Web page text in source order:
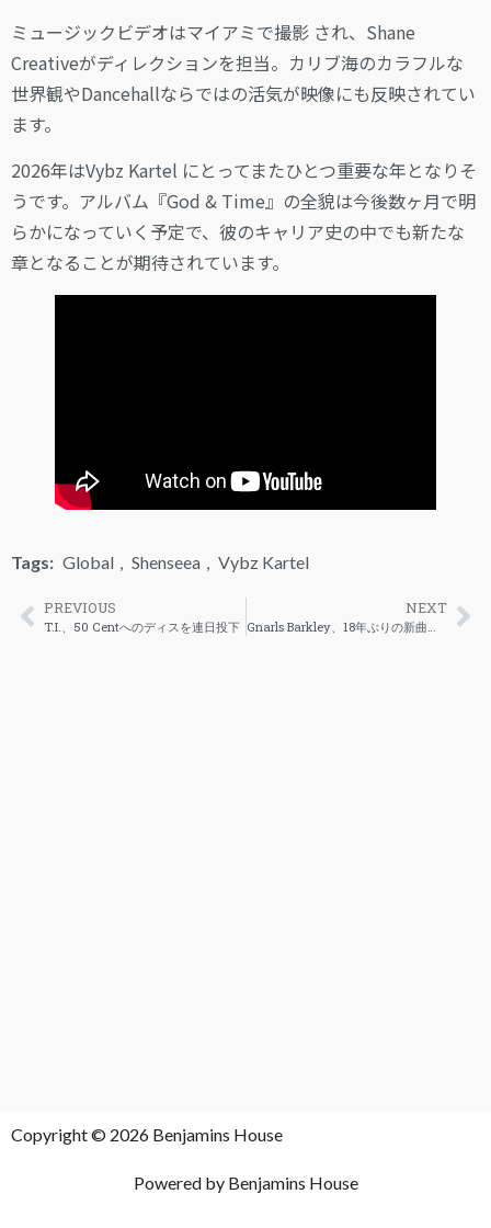
ミュージックビデオはマイアミで撮影 され、Shane
Creativeがディレクションを担当。カリブ海のカラフルな
世界観やDancehallならではの活気が映像にも反映されてい
ます。
2026年はVybz Kartel にとってまたひとつ重要な年となりそ
うです。アルバム『God & Time』の全貌は今後数ヶ月で明
らかになっていく予定で、彼のキャリア史の中でも新たな
章となることが期待されています。
Tags: Global , Shenseea , Vybz Kartel
PREVIOUS
T.I.、50 Centへのディスを連日投下
NEXT
Copyright © 2026 Benjamins House
Powered by Benjamins House